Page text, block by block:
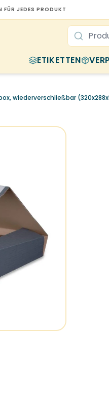
FÜR JEDES PRODUKT
ETIKETTEN
wiederverschließbar